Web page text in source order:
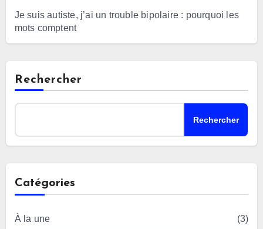
Je suis autiste, j’ai un trouble bipolaire : pourquoi les
mots comptent
Rechercher
Rechercher
Catégories
À la une (3)